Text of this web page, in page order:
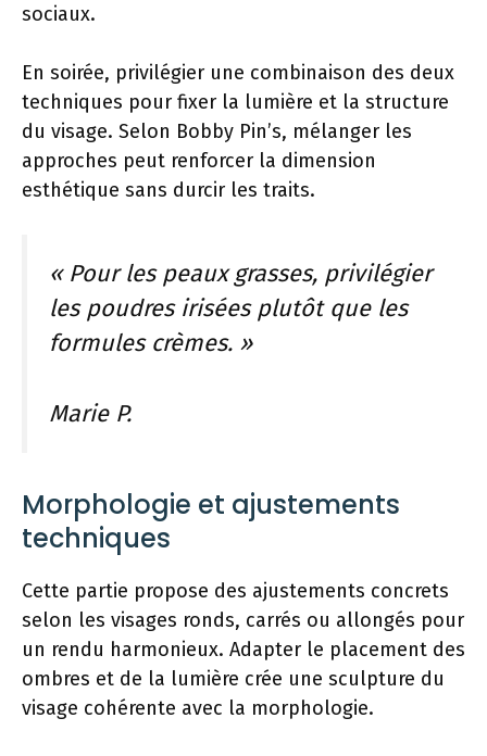
sociaux.
En soirée, privilégier une combinaison des deux
techniques pour fixer la lumière et la structure
du visage. Selon Bobby Pin’s, mélanger les
approches peut renforcer la dimension
esthétique sans durcir les traits.
« Pour les peaux grasses, privilégier
les poudres irisées plutôt que les
formules crèmes. »
Marie P.
Morphologie et ajustements
techniques
Cette partie propose des ajustements concrets
selon les visages ronds, carrés ou allongés pour
un rendu harmonieux. Adapter le placement des
ombres et de la lumière crée une sculpture du
visage cohérente avec la morphologie.